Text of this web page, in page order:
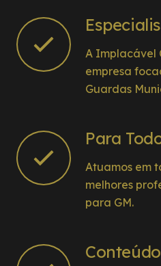
A Implacável
empresa
Guardas
Para
Atuamos em
melhores
para GM.